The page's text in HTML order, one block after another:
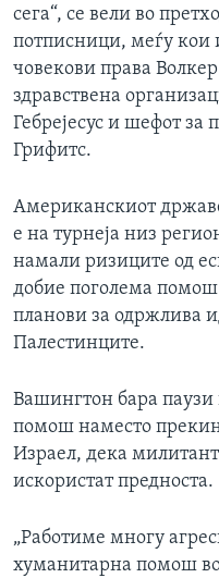
сега“, се вели во
потписници, меѓу кои
човекови права
здравствена
Гебрејесус и шефот
Грифитс.
Американскиот
е на турнеја низ
намали ризиците од
добие поголема помош
планови за одржлива
Палестинците.
Вашингтон бара паузи
помош наместо прекин
Израел, дека
искористат предноста.
„Работиме многу
хуманитарна помош